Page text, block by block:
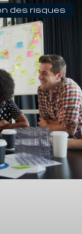
des risques